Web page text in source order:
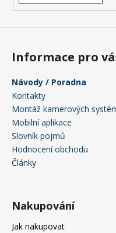
Informace pro
Návody / Poradna
Kontakty
Montáž kamerových
Mobilní aplikace
Slovník pojmů
Hodnocení obchodu
Články
Nakupování
Jak nakupovat